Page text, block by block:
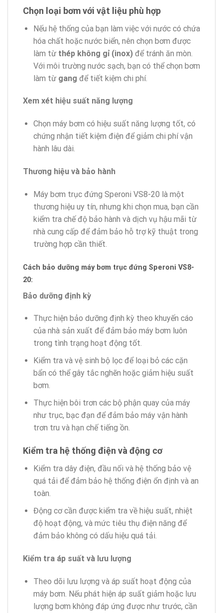
Chọn loại bơm với vật liệu phù hợp
Nếu hệ thống của bạn làm việc với nước có chứa
hóa chất hoặc nước biển, nên chọn bơm được
làm từ thép không gỉ (inox)để tránh ăn mòn.
Với môi trường nước sạch, bạn có thể chọn bơm
làm từ gang để tiết kiệm chi phí.
Xem xét hiệu suất năng lượng
Chọn máy bơm có hiệu suất năng lượng tốt, có
chứng nhận tiết kiệm điện để giảm chi phí vận
hành lâu dài.
Thương hiệu và bảo hành
Máy bơm trục đứng Speroni VS8-20 là một
thương hiệu uy tín, nhưng khi chọn mua, bạn cần
kiểm tra chế độ bảo hành và dịch vụ hậu mãi từ
nhà cung cấp để đảm bảo hỗ trợ kỹ thuật trong
trường hợp cần thiết.
Cách bảo dưỡng máy bơm trục đứng Speroni VS8-
20:
Bảo dưỡng định kỳ
Thực hiện bảo dưỡng định kỳ theo khuyến cáo
của nhà sản xuất để đảm bảo máy bơm luôn
trong tình trạng hoạt động tốt.
Kiểm tra và vệ sinh bộ lọc để loại bỏ các cặn
bẩn có thể gây tắc nghẽn hoặc giảm hiệu suất
bơm.
Thực hiện bôi trơn các bộ phận quay của máy
như trục, bạc đạn để đảm bảo máy vận hành
trơn tru và hạn chế tiếng ồn.
Kiểm tra hệ thống điện và động cơ
Kiểm tra dây điện, đầu nối và hệ thống bảo vệ
quá tải để đảm bảo hệ thống điện ổn định và an
toàn.
Động cơ cần được kiểm tra về hiệu suất, nhiệt
độ hoạt động, và mức tiêu thụ điện năng để
đảm bảo không có dấu hiệu quá tải.
Kiểm tra áp suất và lưu lượng
Theo dõi lưu lượng và áp suất hoạt động của
máy bơm. Nếu phát hiện áp suất giảm hoặc lưu
lượng bơm không đáp ứng được như trước, cần